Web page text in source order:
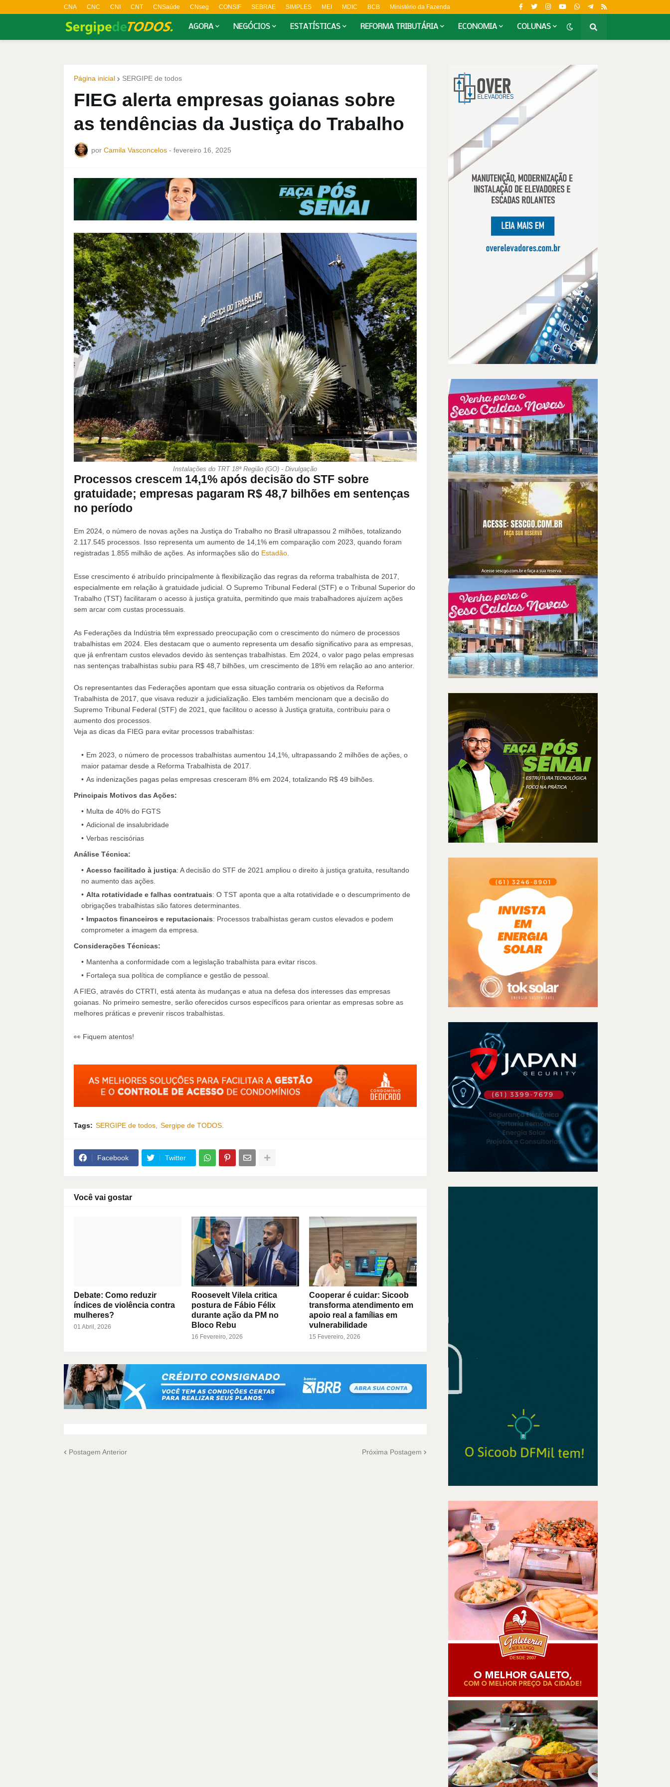
CNA CNC CNI CNT CNSaúde CNseg CONSIF SEBRAE SIMPLES MEI MDIC BCB Ministério da Fazenda
AGORA NEGÓCIOS ESTATÍSTICAS REFORMA TRIBUTÁRIA ECONOMIA COLUNAS
Página inicial SERGIPE de todos
FIEG alerta empresas goianas sobre
as tendências da Justiça do Trabalho
por Camila Vasconcelos - fevereiro 16, 2025
Instalações do TRT 18ª Região (GO) - Divulgação
Processos crescem 14,1% após decisão do STF sobre
gratuidade; empresas pagaram R$ 48,7 bilhões em sentenças
no período
Em 2024, o número de novas ações na Justiça do Trabalho no Brasil ultrapassou 2 milhões, totalizando
2.117.545 processos. Isso representa um aumento de 14,1% em comparação com 2023, quando foram
registradas 1.855 milhão de ações. As informações são do Estadão.
Esse crescimento é atribuído principalmente à flexibilização das regras da reforma trabalhista de 2017,
especialmente em relação à gratuidade judicial. O Supremo Tribunal Federal (STF) e o Tribunal Superior do
Trabalho (TST) facilitaram o acesso à justiça gratuita, permitindo que mais trabalhadores ajuízem ações
sem arcar com custas processuais.
As Federações da Indústria têm expressado preocupação com o crescimento do número de processos
trabalhistas em 2024. Eles destacam que o aumento representa um desafio significativo para as empresas,
que já enfrentam custos elevados devido às sentenças trabalhistas. Em 2024, o valor pago pelas empresas
nas sentenças trabalhistas subiu para R$ 48,7 bilhões, um crescimento de 18% em relação ao ano anterior.
Os representantes das Federações apontam que essa situação contraria os objetivos da Reforma
Trabalhista de 2017, que visava reduzir a judicialização. Eles também mencionam que a decisão do
Supremo Tribunal Federal (STF) de 2021, que facilitou o acesso à Justiça gratuita, contribuiu para o
aumento dos processos.
Veja as dicas da FIEG para evitar processos trabalhistas:
Em 2023, o número de processos trabalhistas aumentou 14,1%, ultrapassando 2 milhões de ações, o
maior patamar desde a Reforma Trabalhista de 2017.
As indenizações pagas pelas empresas cresceram 8% em 2024, totalizando R$ 49 bilhões.
Principais Motivos das Ações:
Multa de 40% do FGTS
Adicional de insalubridade
Verbas rescisórias
Análise Técnica:
Acesso facilitado à justiça: A decisão do STF de 2021 ampliou o direito à justiça gratuita, resultando
no aumento das ações.
Alta rotatividade e falhas contratuais: O TST aponta que a alta rotatividade e o descumprimento de
obrigações trabalhistas são fatores determinantes.
Impactos financeiros e reputacionais: Processos trabalhistas geram custos elevados e podem
comprometer a imagem da empresa.
Considerações Técnicas:
Mantenha a conformidade com a legislação trabalhista para evitar riscos.
Fortaleça sua política de compliance e gestão de pessoal.
A FIEG, através do CTRTI, está atenta às mudanças e atua na defesa dos interesses das empresas
goianas. No primeiro semestre, serão oferecidos cursos específicos para orientar as empresas sobre as
melhores práticas e prevenir riscos trabalhistas.
👀 Fiquem atentos!
Tags: SERGIPE de todos Sergipe de TODOS.
Facebook Twitter
Você vai gostar
Debate: Como reduzir
índices de violência contra
mulheres?
01 Abril, 2026
Roosevelt Vilela critica
postura de Fábio Félix
durante ação da PM no
Bloco Rebu
16 Fevereiro, 2026
Cooperar é cuidar: Sicoob
transforma atendimento em
apoio real a famílias em
vulnerabilidade
15 Fevereiro, 2026
Postagem Anterior Próxima Postagem